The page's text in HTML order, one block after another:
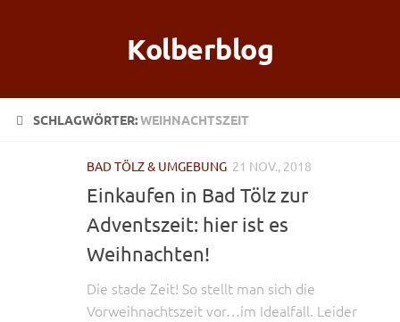
Kolberblog
SCHLAGWÖRTER:WEIHNACHTSZEIT
BAD TÖLZ & UMGEBUNG 21 NOV., 2018
Einkaufen in Bad Tölz zur
Adventszeit: hier ist es
Weihnachten!
Die stade Zeit! So stellt man sich die
Vorweihnachtszeit vor…im Idealfall. Leider